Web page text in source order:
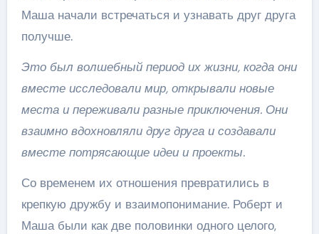
Маша начали встречаться и узнавать друг друга
получше.
Это был волшебный период их жизни, когда они
вместе исследовали мир, открывали новые
места и переживали разные приключения. Они
взаимно вдохновляли друг друга и создавали
вместе потрясающие идеи и проекты.
Со временем их отношения превратились в
крепкую дружбу и взаимопонимание. Роберт и
Маша были как две половинки одного целого,